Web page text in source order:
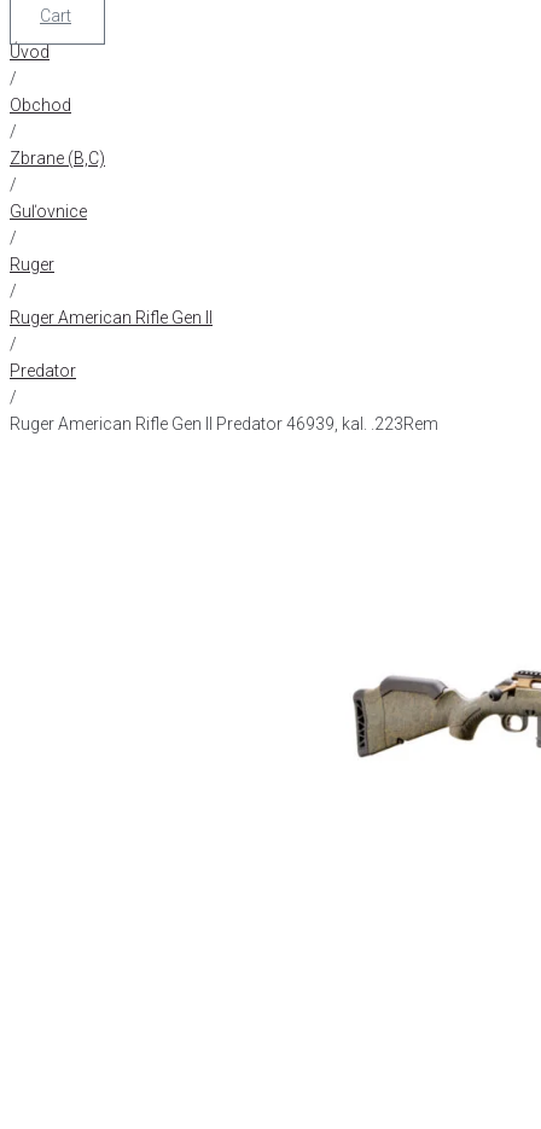
Cart
Úvod
/
Obchod
/
Zbrane (B,C)
/
Guľovnice
/
Ruger
/
Ruger American Rifle Gen II
/
Predator
/
Ruger American Rifle Gen II Predator 46939, kal. .223Rem